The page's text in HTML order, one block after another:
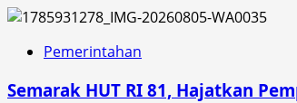
Pemerintahan
Semarak HUT RI 81, Hajatkan